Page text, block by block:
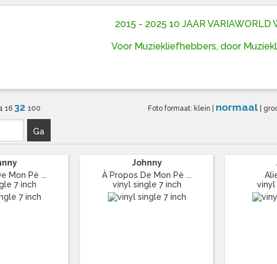
2015 - 2025 10 JAAR VARIAWORLD
Voor Muziekliefhebbers, door
16 32 100 Foto formaat: klein normaal
Ga
Mon Pè ...
7 inch
Johnny
À Propos De Mon Pè ...
vinyl single 7 inch
vinyl